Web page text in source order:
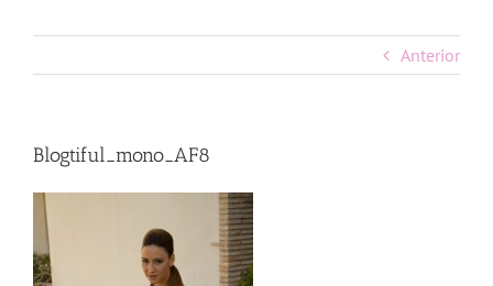
Anterior
Blogtiful_mono_AF8